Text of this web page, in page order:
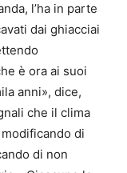
l’ha in parte
dai ghiacciai
è ora ai suoi
anni», dice,
che il clima
di
di non